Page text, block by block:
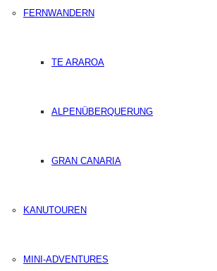
FERNWANDERN
TE ARAROA
ALPENÜBERQUERUNG
GRAN CANARIA
KANUTOUREN
MINI-ADVENTURES